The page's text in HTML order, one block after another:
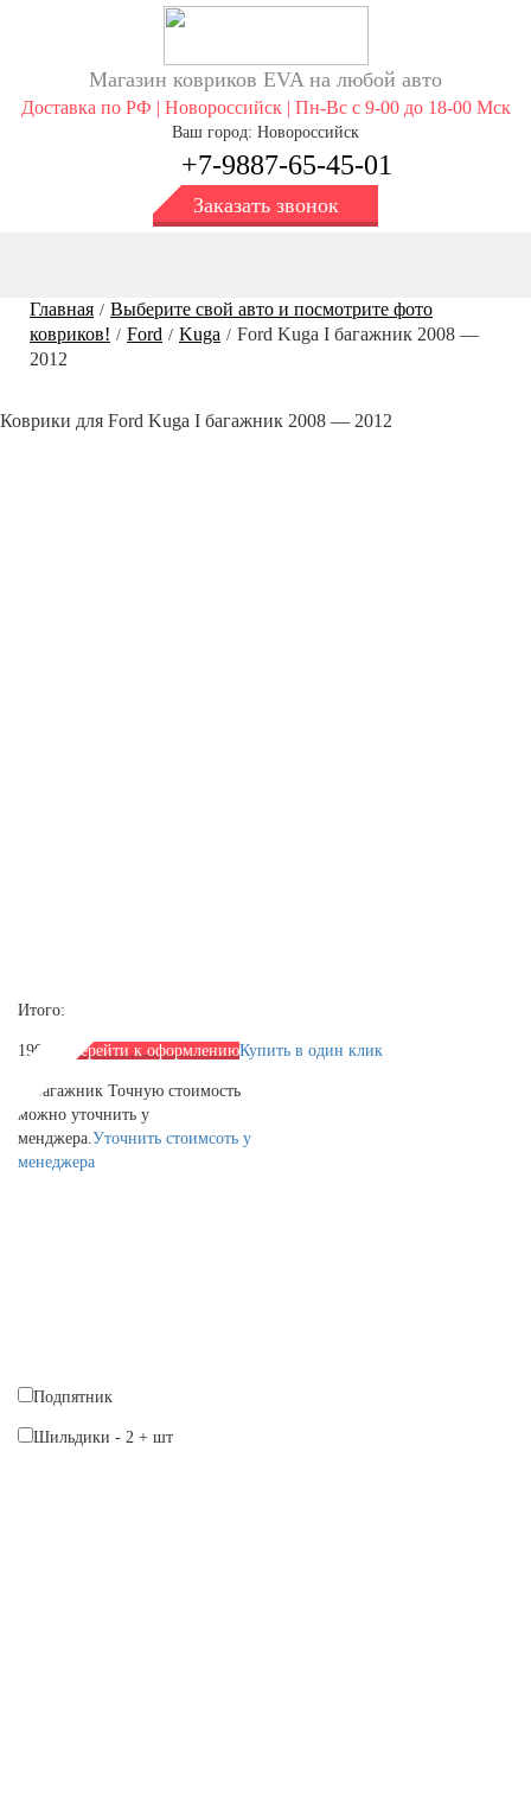
Магазин ковриков EVA ​на любой авто
Доставка по РФ | Новороссийск | Пн-Вс с 9-00 до 18-00 Мск
Ваш город: Новороссийск
+7-9887-65-45-01
Заказать звонок
Главная / Выберите свой авто и посмотрите фото
ковриков! / Ford / Kuga / Ford Kuga I багажник 2008 —
2012
Коврики для Ford Kuga I багажник 2008 — 2012
Итого:
1900 р. Перейти к оформлениюКупить в один клик
Багажник Точную стоимость
можно уточнить у
менджера.Уточнить стоимсоть у
менеджера
Подпятник
Шильдики - 2 + шт